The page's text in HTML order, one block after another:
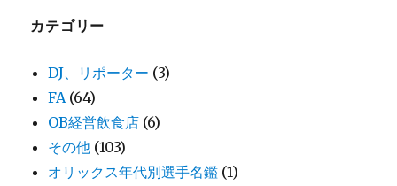
カテゴリー
DJ、リポーター (3)
FA (64)
OB経営飲食店 (6)
その他 (103)
オリックス年代別選手名鑑 (1)